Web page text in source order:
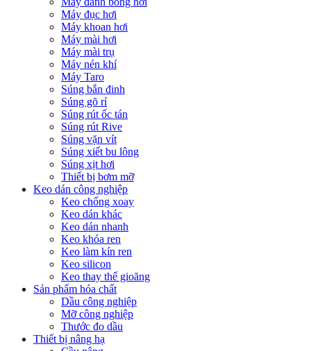
Máy đục hơi
Máy khoan hơi
Máy mài hơi
Máy mài trụ
Máy nén khí
Máy Taro
Súng bắn đinh
Súng gõ rỉ
Súng rút ốc tán
Súng rút Rive
Súng vặn vít
Súng xiết bu lông
Súng xịt hơi
Thiết bị bơm mỡ
Keo dán công nghiệp
Keo chống xoay
Keo dán khác
Keo dán nhanh
Keo khóa ren
Keo làm kín ren
Keo silicon
Keo thay thế gioăng
Sản phẩm hóa chất
Dầu công nghiệp
Mỡ công nghiệp
Thước đo dầu
Thiết bị nâng hạ